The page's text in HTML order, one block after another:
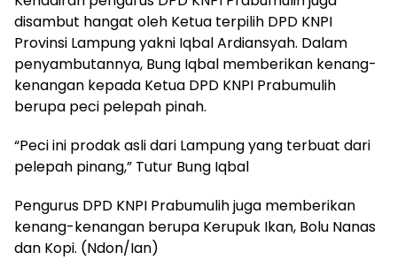
disambut hangat oleh Ketua terpilih DPD KNPI
Provinsi Lampung yakni Iqbal Ardiansyah. Dalam
penyambutannya, Bung Iqbal memberikan kenang-
kenangan kepada Ketua DPD KNPI Prabumulih
berupa peci pelepah pinah.
“Peci ini prodak asli dari Lampung yang terbuat dari
pelepah pinang,” Tutur Bung Iqbal
Pengurus DPD KNPI Prabumulih juga memberikan
kenang-kenangan berupa Kerupuk Ikan, Bolu Nanas
dan Kopi. (Ndon/Ian)